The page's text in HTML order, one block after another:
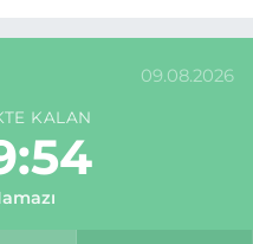
09.08.2026
KALAN